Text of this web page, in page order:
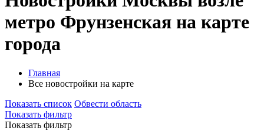
метро Фрунзенская на карте
города
Главная
Все новостройки на карте
Показать список Обвести область
Показать фильтр
Показать фильтр